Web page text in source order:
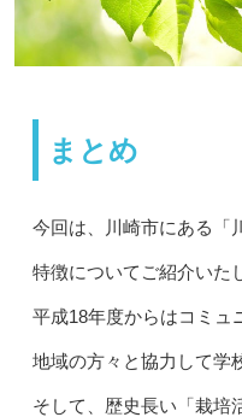
まとめ
今回は、川崎市にある「
特徴についてご紹介いた
平成18年度からはコミュ
地域の方々と協力して学
そして、歴史長い「栽培